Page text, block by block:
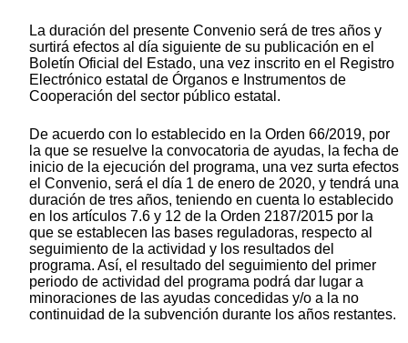
La duración del presente Convenio será de tres años y
surtirá efectos al día siguiente de su publicación en el
Boletín Oficial del Estado, una vez inscrito en el Registro
Electrónico estatal de Órganos e Instrumentos de
Cooperación del sector público estatal.
De acuerdo con lo establecido en la Orden 66/2019, por
la que se resuelve la convocatoria de ayudas, la fecha de
inicio de la ejecución del programa, una vez surta efectos
el Convenio, será el día 1 de enero de 2020, y tendrá una
duración de tres años, teniendo en cuenta lo establecido
en los artículos 7.6 y 12 de la Orden 2187/2015 por la
que se establecen las bases reguladoras, respecto al
seguimiento de la actividad y los resultados del
programa. Así, el resultado del seguimiento del primer
periodo de actividad del programa podrá dar lugar a
minoraciones de las ayudas concedidas y/o a la no
continuidad de la subvención durante los años restantes.